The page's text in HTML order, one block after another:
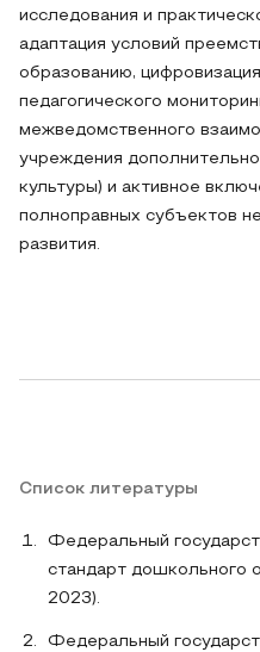
исследования и
адаптация условий
образованию,
педагогического
межведомственного
учреждения
культуры) и активное
полноправных субъектов
развития.
Список литературы
Федеральный
стандарт дошкольного
2023).
Федеральный